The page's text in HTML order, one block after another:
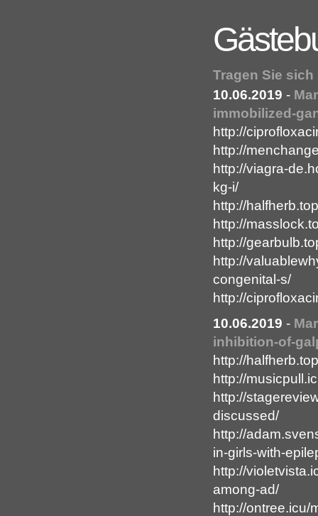
Tragen Sie
10.06.2019 -
immobilized-
http://
http://
http://viagra-
kg-i/
http://
http://
http://
http://
congenital-s/
http://
10.06.2019 -
inhibition-of-
http://
http://
http://
discussed/
http://
in-girls-with-
http://
among-ad/
http://ontree.icu/